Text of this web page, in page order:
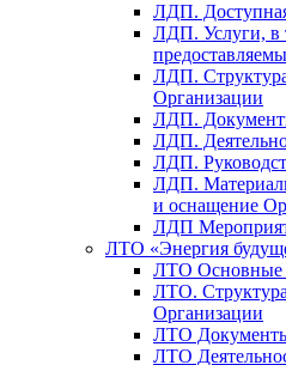
ЛДП.
ЛДП. Услуги, в
ЛДП.
Организации
ЛДП.
ЛДП.
ЛДП.
ЛДП.
и оснащение
ЛДП
ЛТО «Энергия
ЛТО Основные
ЛТО.
Организации
ЛТО
ЛТО